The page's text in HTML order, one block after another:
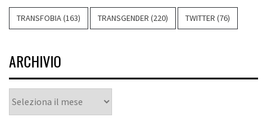
TRANSFOBIA(163) TRANSGENDER (220) TWITTER (76)
ARCHIVIO